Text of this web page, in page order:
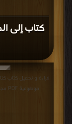
كتاب إلى
قراءة و تحميل كتاب
موضوعية PDF مجانا | مكتبة >